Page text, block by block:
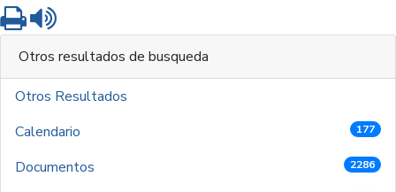
Imprimir
Otros resultados de busqueda
Otros Resultados
Calendario
177
Documentos 2286